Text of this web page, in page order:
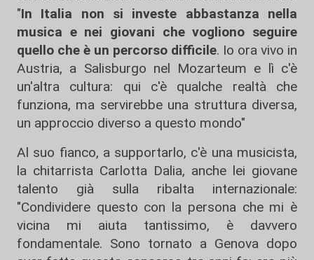
"In Italia non si investe abbastanza nella
musica e nei giovani che vogliono seguire
quello che è un percorso difficile. Io ora vivo in
Austria, a Salisburgo nel Mozarteum e lì c'è
un'altra cultura: qui c'è qualche realtà che
funziona, ma servirebbe una struttura diversa,
un approccio diverso a questo mondo"
Al suo fianco, a supportarlo, c'è una musicista,
la chitarrista Carlotta Dalia, anche lei giovane
talento già sulla ribalta internazionale:
"Condividere questo con la persona che mi è
vicina mi aiuta tantissimo, è davvero
fondamentale. Sono tornato a Genova dopo